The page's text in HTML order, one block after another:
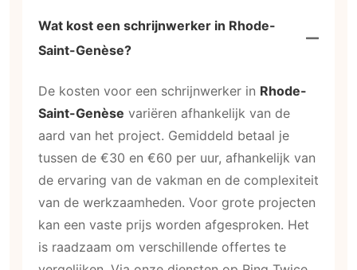
Wat kost een schrijnwerker in Rhode-
Saint-Genèse?
De kosten voor een schrijnwerker in Rhode-
Saint-Genèse variëren afhankelijk van de
aard van het project. Gemiddeld betaal je
tussen de €30 en €60 per uur, afhankelijk van
de ervaring van de vakman en de complexiteit
van de werkzaamheden. Voor grote projecten
kan een vaste prijs worden afgesproken. Het
is raadzaam om verschillende offertes te